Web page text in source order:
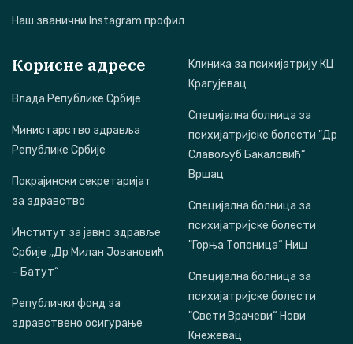
Наш званични Instagram профил
Корисне адресе
Влада Републике Србије
Министарство здравља
Републике Србије
Покрајински секретаријат
за здравство
Институт за јавно здравље
Србије ,,Др Милан Јовановић
– Батут“
Републички фонд за
здравствено осигурање
Клиника за психијатрију КЦ
Крагујевац
Специјална болница за
психијатријске болести "Др
Славољуб Бакаловић“
Вршац
Специјална болница за
психијатријске болести
"Горња Топоница“ Ниш
Специјална болница за
психијатријске болести
"Свети Врачеви“ Нови
Кнежевац